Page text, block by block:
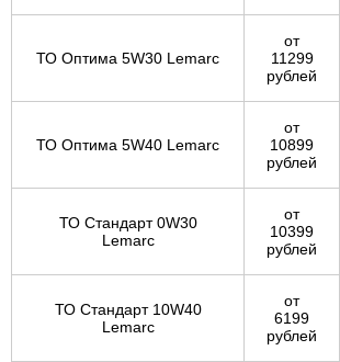
ТО Оптима 5W30 Lemarc
от
11299
рублей
ТО Оптима 5W40 Lemarc
от
10899
рублей
ТО Стандарт 0W30
Lemarc
от
10399
рублей
ТО Стандарт 10W40
Lemarc
от
6199
рублей